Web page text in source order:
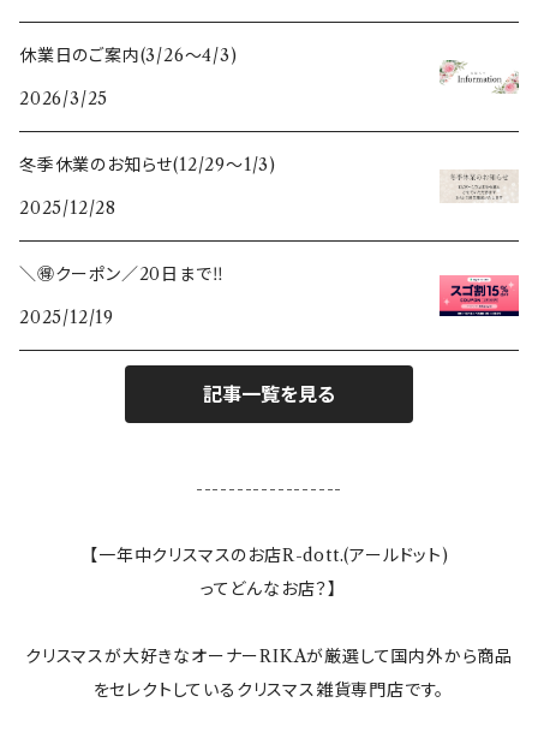
フォトフレーム・写真立て
鏡
ガラスベース(花瓶、燭台)
カレンダー
敷き物
すべてのインテリア雑貨
スペイン
ポーランド
スウェーデン
干支セット
すべての木のぬくもり雑貨
休業日のご案内(3/26〜4/3)
2026/3/25
冬季休業のお知らせ(12/29〜1/3)
2025/12/28
＼🉐クーポン／20日まで‼️
2025/12/19
記事一覧を見る
------------------
【一年中クリスマスのお店R-dott.(アールドット)
ってどんなお店？】
クリスマスが大好きなオーナーRIKAが厳選して国内外から商品
をセレクトしているクリスマス雑貨専門店です。